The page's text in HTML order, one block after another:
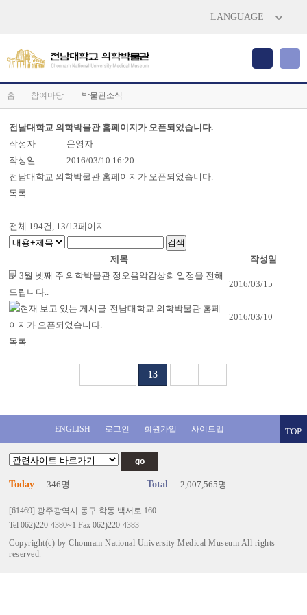
LANGUAGE
홈 참여마당 박물관소식
전남대학교 의학박물관 홈페이지가 오픈되었습니다.
작성자
운영자
작성일
2016/03/10 16:20
전남대학교 의학박물관 홈페이지가 오픈되었습니다.
목록
전체 194건, 13/13페이지
제목
작성일
3월 넷째 주 의학박물관 정오음악감상회 일정을 전해
드립니다..
2016/03/15
전남대학교 의학박물관 홈페
이지가 오픈되었습니다.
2016/03/10
목록
13
ENGLISH 로그인 회원가입 사이트맵 TOP
Today 346명 Total 2,007,565명
[61469] 광주광역시 동구 학동 백서로 160
Tel 062)220-4380~1 Fax 062)220-4383
Copyright(c) by Chonnam National University Medical Museum All rights
reserved.